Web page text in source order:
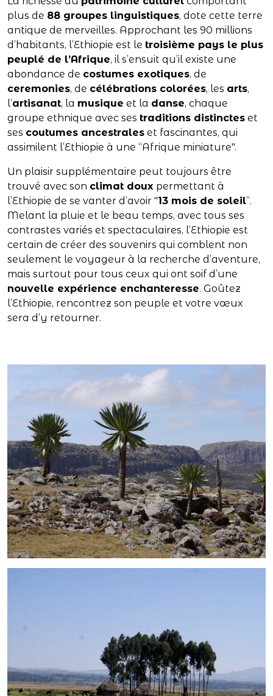
plus de 88 groupes linguistiques, dote cette terre
antique de merveilles. Approchant les 90 millions
d’habitants, l’Ethiopie est le troisième pays le plus
peuplé de l’Afrique, il s’ensuit qu’il existe une
abondance de costumes exotiques, de
ceremonies, de célébrations colorées, les arts,
l’artisanat, la musique et la danse, chaque
groupe ethnique avec ses traditions distinctes et
ses coutumes ancestrales et fascinantes, qui
assimilent l’Ethiopie à une “Afrique miniature".
Un plaisir supplémentaire peut toujours être
trouvé avec son climat doux permettant à
l’Ethiopie de se vanter d’avoir "13 mois de soleil”.
Melant la pluie et le beau temps, avec tous ses
contrastes variés et spectaculaires, l’Ethiopie est
certain de créer des souvenirs qui comblent non
seulement le voyageur à la recherche d’aventure,
mais surtout pour tous ceux qui ont soif d’une
nouvelle expérience enchanteresse. Goûtez
l’Ethiopie, rencontrez son peuple et votre vœux
sera d’y retourner.